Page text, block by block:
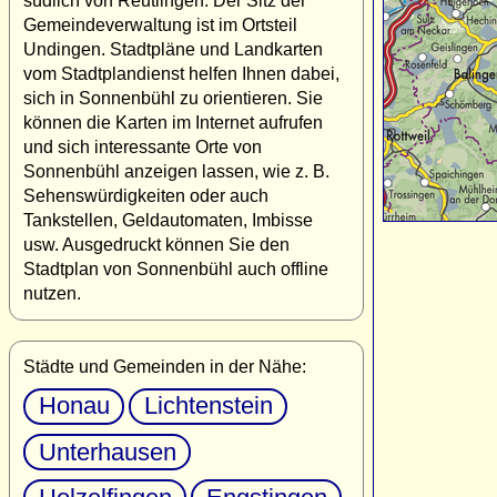
Gemeindeverwaltung ist im Ortsteil
Undingen. Stadtpläne und Landkarten
vom Stadtplandienst helfen Ihnen dabei,
sich in Sonnenbühl zu orientieren. Sie
können die Karten im Internet aufrufen
und sich interessante Orte von
Sonnenbühl anzeigen lassen, wie z. B.
Sehenswürdigkeiten oder auch
Tankstellen, Geldautomaten, Imbisse
usw. Ausgedruckt können Sie den
Stadtplan von Sonnenbühl auch offline
nutzen.
Städte und Gemeinden in der Nähe:
Honau
Lichtenstein
Unterhausen